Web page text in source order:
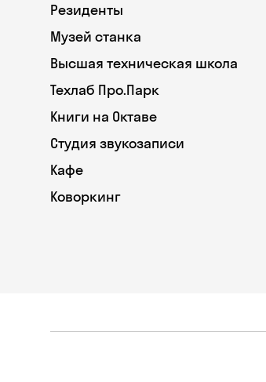
Резиденты
Музей станка
Высшая техническая школа
Техлаб Про.Парк
Книги на Октаве
Студия звукозаписи
Кафе
Коворкинг